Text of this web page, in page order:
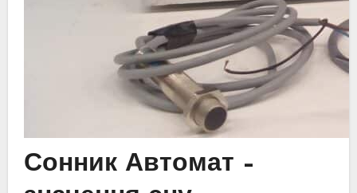
Сонник Автомат –